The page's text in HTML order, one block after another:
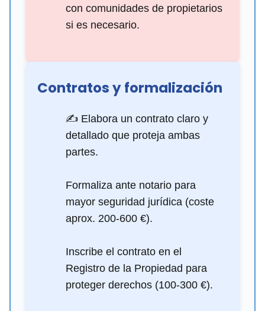
con comunidades de propietarios
si es necesario.
Contratos y formalización
✍️ Elabora un contrato claro y
detallado que proteja ambas
partes.
Formaliza ante notario para
mayor seguridad jurídica (coste
aprox. 200-600 €).
Inscribe el contrato en el
Registro de la Propiedad para
proteger derechos (100-300 €).